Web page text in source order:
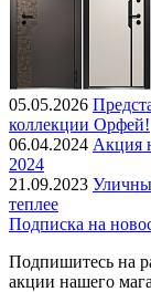
05.05.2026
коллекции Орфей!
06.04.2024 Акция
2024
21.09.2023
теплее
Подписка на
Подпишитесь на
акции нашего